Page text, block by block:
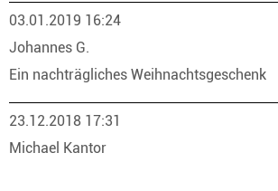
03.01.2019 16:24
Johannes G.
Ein nachträgliches Weihnachtsgeschenk
23.12.2018 17:31
Michael Kantor